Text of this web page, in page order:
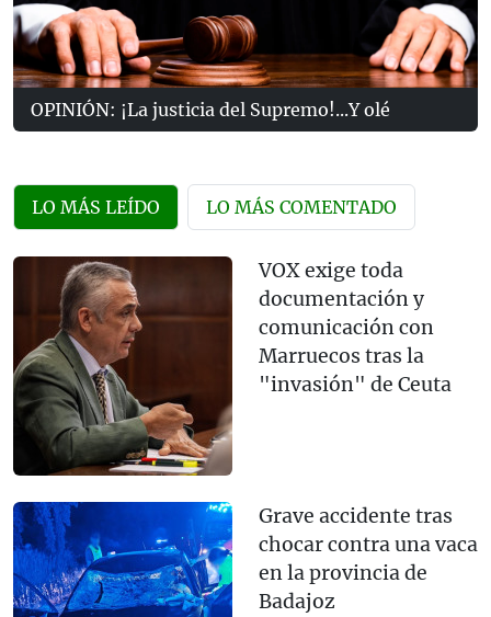
OPINIÓN: ¡La justicia del Supremo!...Y olé
LO MÁS LEÍDO LO MÁS COMENTADO
VOX exige toda
documentación y
comunicación con
Marruecos tras la
"invasión" de Ceuta
Grave accidente tras
chocar contra una vaca
en la provincia de
Badajoz